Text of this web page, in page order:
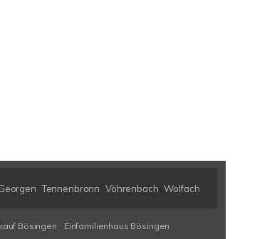
Tennenbronn Vöhrenbach Wolfach
Bösingen
Einfamilienhaus Bösingen